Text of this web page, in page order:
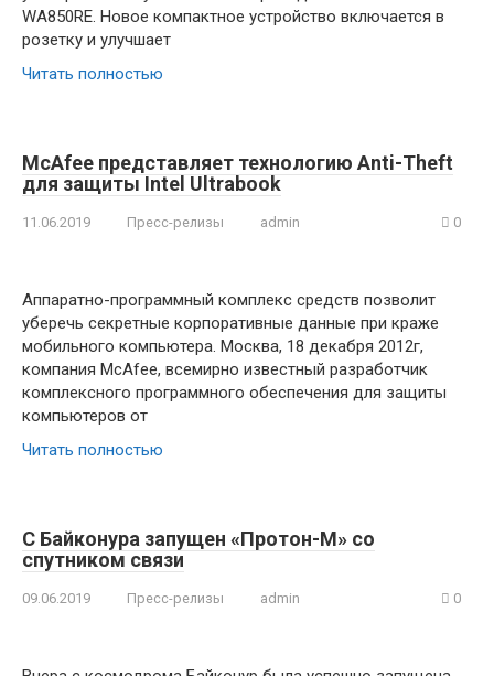
WA850RE. Новое компактное устройство включается в
розетку и улучшает
Читать полностью
McAfee представляет технологию Anti-Theft
для защиты Intel Ultrabook
11.06.2019 Пресс-релизы admin 0
Аппаратно-программный комплекс средств позволит
уберечь секретные корпоративные данные при краже
мобильного компьютера. Москва, 18 декабря 2012г,
компания McAfee, всемирно известный разработчик
комплексного программного обеспечения для защиты
компьютеров от
Читать полностью
С Байконура запущен «Протон-М» со
спутником связи
09.06.2019 Пресс-релизы admin 0